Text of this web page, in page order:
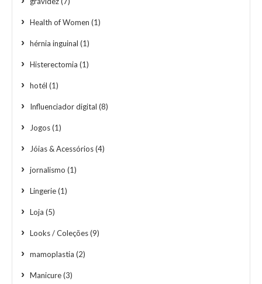
Health of Women (1)
hérnia inguinal (1)
Histerectomia (1)
hotél (1)
Influenciador digital (8)
Jogos(1)
Jóias & Acessórios(4)
jornalismo (1)
Lingerie(1)
Loja (5)
Looks / Coleções(9)
mamoplastia (2)
Manicure(3)